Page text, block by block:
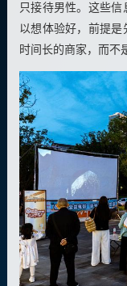
只接待男性。这些
以想体验好，前提
时间长的商家，而不